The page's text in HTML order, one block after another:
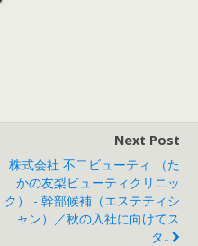
Next Post
株式会社 不二ビューティ （た
かの友梨ビューティクリニッ
ク） - 幹部候補（エステティシ
ャン）／秋の入社に向けてス
タ..